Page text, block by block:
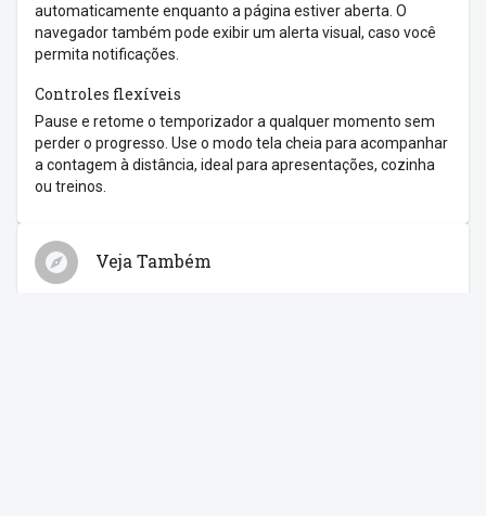
automaticamente enquanto a página estiver aberta. O
navegador também pode exibir um alerta visual, caso você
permita notificações.
Controles flexíveis
Pause e retome o temporizador a qualquer momento sem
perder o progresso. Use o modo tela cheia para acompanhar
a contagem à distância, ideal para apresentações, cozinha
ou treinos.
Veja Também